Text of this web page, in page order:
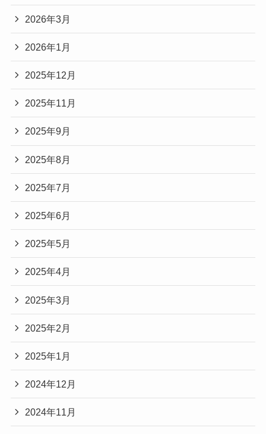
2026年3月
2026年1月
2025年12月
2025年11月
2025年9月
2025年8月
2025年7月
2025年6月
2025年5月
2025年4月
2025年3月
2025年2月
2025年1月
2024年12月
2024年11月